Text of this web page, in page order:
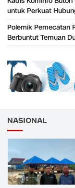
untuk Perkuat
Polemik Pemecatan
Berbuntut Temuan
NASIONAL